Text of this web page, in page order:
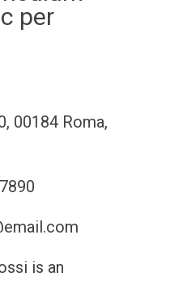
per
00184 Roma,
is an